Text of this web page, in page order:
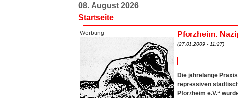
08. August 2026
Startseite
Werbung Pforzheim:
(27.01.2009 - 11:27)
Die jahrelange Praxis
repressiven
Pforzheim e.V.“